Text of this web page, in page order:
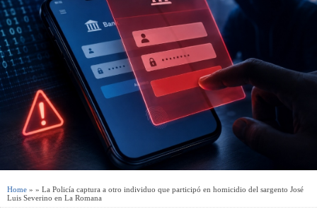
n
Home » » La Policía captura a otro individuo que participó en homicidio del sargento José
Luis Severino en La Romana